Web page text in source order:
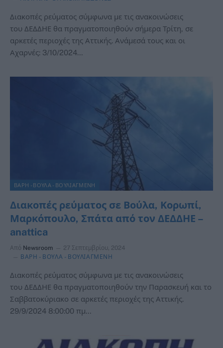
Διακοπές ρεύματος σύμφωνα με τις ανακοινώσεις
του ΔΕΔΔΗΕ θα πραγματοποιηθούν σήμερα Τρίτη, σε
αρκετές περιοχές της Αττικής. Ανάμεσά τους και οι
Αχαρνές: 3/10/2024…
ΒΑΡΗ - ΒΟΥΛΑ - ΒΟΥΛΙΑΓΜΕΝΗ
Διακοπές ρεύματος σε Βούλα, Κορωπί,
Μαρκόπουλο, Σπάτα από τον ΔΕΔΔΗΕ –
anattica
Από Newsroom
27 Σεπτεμβρίου, 2024
ΒΑΡΗ - ΒΟΥΛΑ - ΒΟΥΛΙΑΓΜΕΝΗ
Διακοπές ρεύματος σύμφωνα με τις ανακοινώσεις
του ΔΕΔΔΗΕ θα πραγματοποιηθούν την Παρασκευή και το
Σαββατοκύριακο σε αρκετές περιοχές της Αττικής.
29/9/2024 8:00:00 πμ…